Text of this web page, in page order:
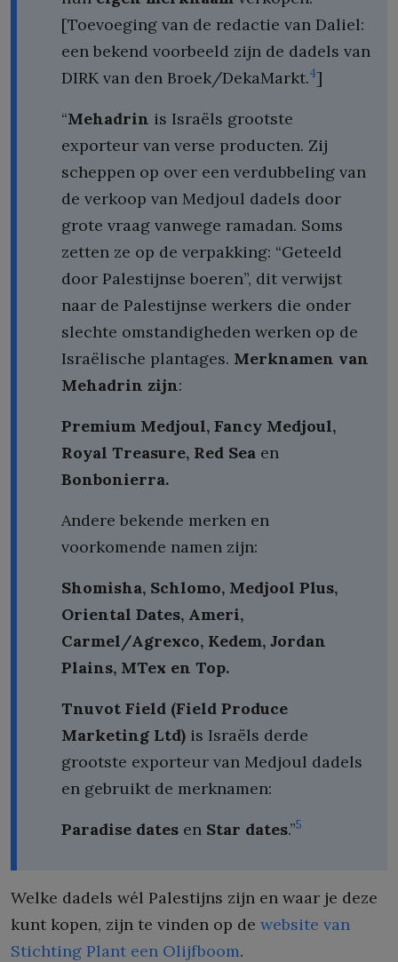
[Toevoeging van de redactie van Daliel:
een bekend voorbeeld zijn de dadels van
DIRK van den Broek/DekaMarkt.4]
“Mehadrin is Israëls grootste
exporteur van verse producten. Zij
scheppen op over een verdubbeling van
de verkoop van Medjoul dadels door
grote vraag vanwege ramadan. Soms
zetten ze op de verpakking: “Geteeld
door Palestijnse boeren”, dit verwijst
naar de Palestijnse werkers die onder
slechte omstandigheden werken op de
Israëlische plantages. Merknamen van
Mehadrin zijn:
Premium Medjoul, Fancy Medjoul,
Royal Treasure, Red Sea en
Bonbonierra.
Andere bekende merken en
voorkomende namen zijn:
Shomisha, Schlomo, Medjool Plus,
Oriental Dates, Ameri,
Carmel/Agrexco, Kedem, Jordan
Plains, MTex en Top.
Tnuvot Field (Field Produce
Marketing Ltd) is Israëls derde
grootste exporteur van Medjoul dadels
en gebruikt de merknamen:
Paradise dates en Star dates.”5
Welke dadels wél Palestijns zijn en waar je deze
kunt kopen, zijn te vinden op de website van
Stichting Plant een Olijfboom.